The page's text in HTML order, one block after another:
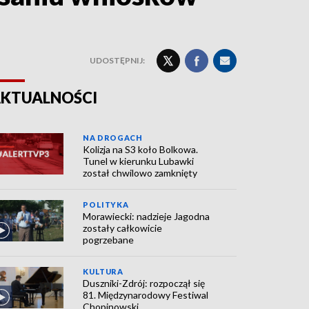
UDOSTĘPNIJ:
NA DROGACH
Kolizja na S3 koło Bolkowa.
Tunel w kierunku Lubawki
został chwilowo zamknięty
POLITYKA
Morawiecki: nadzieje Jagodna
zostały całkowicie
pogrzebane
KULTURA
Duszniki-Zdrój: rozpoczął się
81. Międzynarodowy Festiwal
Chopinowski